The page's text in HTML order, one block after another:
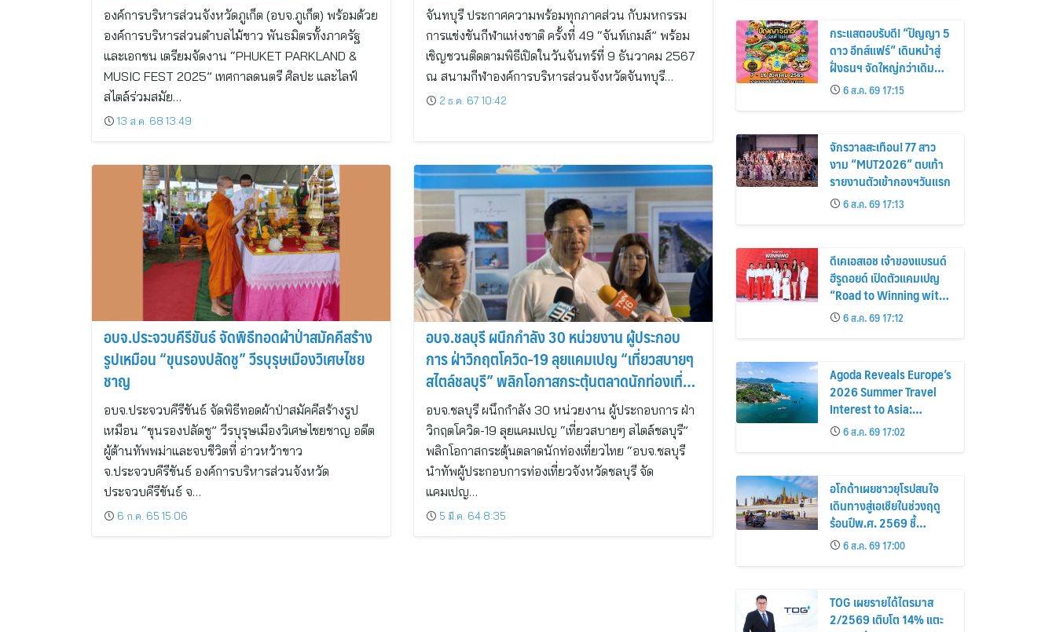
องค์การบริหารส่วนจังหวัดภูเก็ต (อบจ.ภูเก็ต) พร้อมด้วย
องค์การบริหารส่วนตำบลไม้ขาว พันธมิตรทั้งภาครัฐ
และเอกชน เตรียมจัดงาน “PHUKET PARKLAND &
MUSIC FEST 2025” เทศกาลดนตรี ศิลปะ และไลฟ์
สไตล์ร่วมสมัย…
13 ส.ค. 68 13:49
จันทบุรี ประกาศความพร้อมทุกภาคส่วน กับมหกรรม
การแข่งขันกีฬาแห่งชาติ ครั้งที่ 49 “จันท์เกมส์” พร้อม
เชิญชวนติดตามพิธีเปิดในวันจันทร์ที่ 9 ธันวาคม 2567
ณ สนามกีฬาองค์การบริหารส่วนจังหวัดจันทบุรี…
2 ธ.ค. 67 10:42
อบจ.ประจวบคีรีขันธ์ จัดพิธีทอดผ้าป่าสมัคคีสร้าง
รูปเหมือน “ขุนรองปลัดชู” วีรบุรุษเมืองวิเศษไชย
ชาญ
อบจ.ประจวบคีรีขันธ์ จัดพิธีทอดผ้าป่าสมัคคีสร้างรูป
เหมือน “ขุนรองปลัดชู” วีรบุรุษเมืองวิเศษไชยชาญ อดีต
ผู้ต้านทัพพม่าและจบชีวิตที่ อ่าวหว้าขาว
จ.ประจวบคีรีขันธ์ องค์การบริหารส่วนจังหวัด
ประจวบคีรีขันธ์ จ…
6 ก.ค. 65 15:06
อบจ.ชลบุรี ผนึกกำลัง 30 หน่วยงาน ผู้ประกอบ
การ ฝ่าวิกฤตโควิด-19 ลุยแคมเปญ “เที่ยวสบายๆ
สไตล์ชลบุรี” พลิกโอกาสกระตุ้นตลาดนักท่องเที่ยว
ไทย
อบจ.ชลบุรี ผนึกกำลัง 30 หน่วยงาน ผู้ประกอบการ ฝ่า
วิกฤตโควิด-19 ลุยแคมเปญ “เที่ยวสบายๆ สไตล์ชลบุรี”
พลิกโอกาสกระตุ้นตลาดนักท่องเที่ยวไทย “อบจ.ชลบุรี
นำทัพผู้ประกอบการท่องเที่ยวจังหวัดชลบุรี จัด
แคมเปญ…
5 มี.ค. 64 8:35
กระแสตอบรับดี! “ปัญญา 5
ดาว อีทส์แฟร์” เดินหน้าสู่
ฝั่งธนฯ จัดใหญ่กว่าเดิม
ร้านเด็ดเพิ่ม อิ่มฟิน 10 วัน
เต็ม!
6 ส.ค. 69 17:15
จักรวาลสะเทือน! 77 สาว
งาม “MUT2026” ตบเท้า
รายงานตัวเข้ากองฯวันแรก
6 ส.ค. 69 17:13
ดีเคเอสเอช เจ้าของแบรนด์
ฮีรูดอยด์ เปิดตัวแคมเปญ
“Road to Winning with
the MPS Science”
6 ส.ค. 69 17:12
Agoda Reveals Europe’s
2026 Summer Travel
Interest to Asia:
Bangkok, Koh Samui,
and Pattaya Among the
Top Cities
6 ส.ค. 69 17:02
อโกด้าเผยชาวยุโรปสนใจ
เดินทางสู่เอเชียในช่วงฤดู
ร้อนปีพ.ศ. 2569 ชี้
กรุงเทพฯ เกาะสมุย และ
พัทยา ติดอันดับเมืองยอด
นิยม
6 ส.ค. 69 17:00
TOG เผยรายได้ไตรมาส
2/2569 เติบโต 14% แตะ